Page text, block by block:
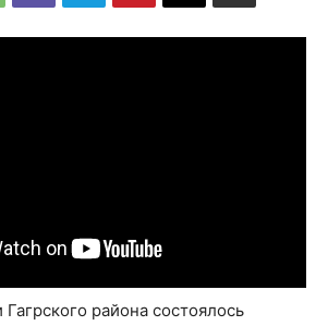
района состоялось